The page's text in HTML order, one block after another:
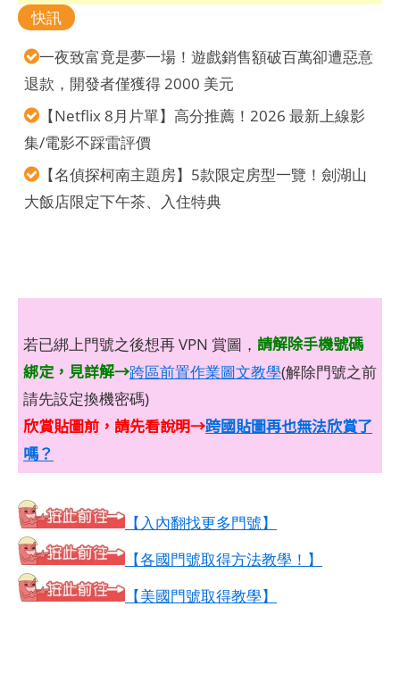
快訊
一夜致富竟是夢一場！遊戲銷售額破百萬卻遭惡意
退款，開發者僅獲得 2000 美元
【Netflix 8月片單】高分推薦！2026 最新上線影
集/電影不踩雷評價
【名偵探柯南主題房】5款限定房型一覽！劍湖山
大飯店限定下午茶、入住特典
若已綁上門號之後想再 VPN 賞圖， 請解除手機號碼
綁定，見詳解→跨區前置作業圖文教學(解除門號之前
請先設定換機密碼)
欣賞貼圖前，請先看說明→跨國貼圖再也無法欣賞了
嗎？
【入內翻找更多門號】
【各國門號取得方法教學！】
【美國門號取得教學】